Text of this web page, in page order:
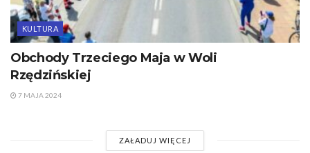
KULTURA
Obchody Trzeciego Maja w Woli
Rzędzińskiej
7 MAJA 2024
ZAŁADUJ WIĘCEJ